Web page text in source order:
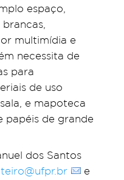
espaço,
multimídia e
necessita de
para
de uso
e mapoteca
papéis de grande
dos Santos
e